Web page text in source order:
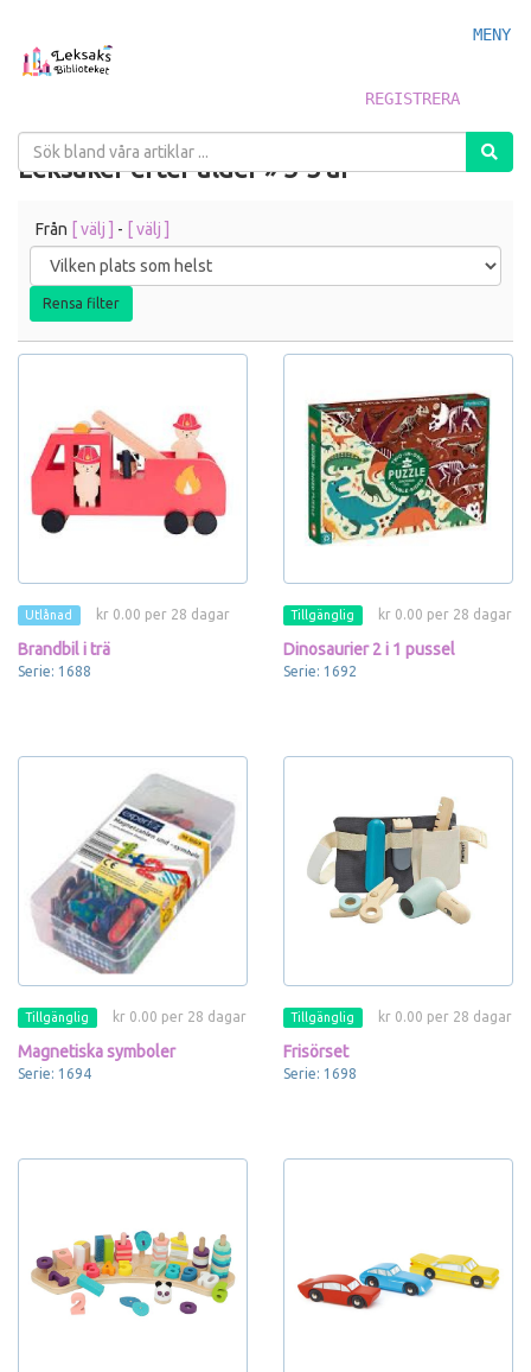
MENY
REGISTRERA
Leksaker efter ålder » 3-5 år
Från [ välj ] - [ välj ]
Rensa filter
Utlånad kr 0.00 per 28 dagar
Brandbil i trä
Serie: 1688
Tillgänglig kr 0.00 per 28 dagar
Dinosaurier 2 i 1 pussel
Serie: 1692
Tillgänglig kr 0.00 per 28 dagar
Magnetiska symboler
Serie: 1694
Tillgänglig kr 0.00 per 28 dagar
Frisörset
Serie: 1698